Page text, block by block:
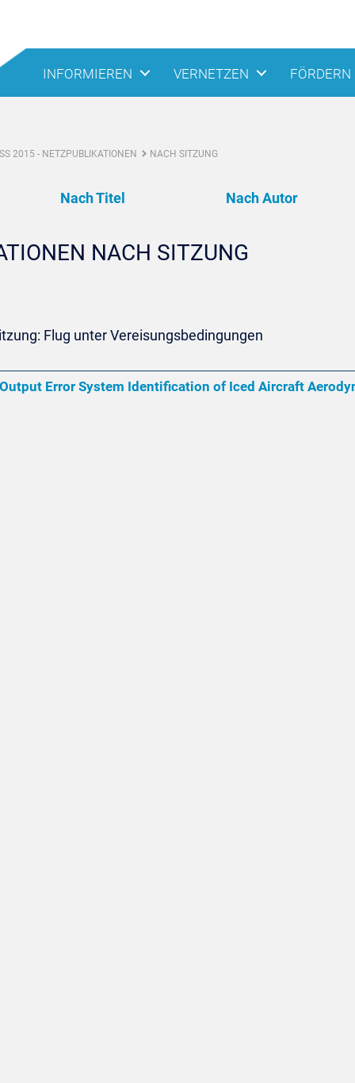
INFORMIEREN VERNETZEN FÖRDERN
2015 - NETZPUBLIKATIONEN NACH SITZUNG
Nach Titel Nach Autor
NACH SITZUNG
Flug unter Vereisungsbedingungen
Error System Identification of Iced Aircraft